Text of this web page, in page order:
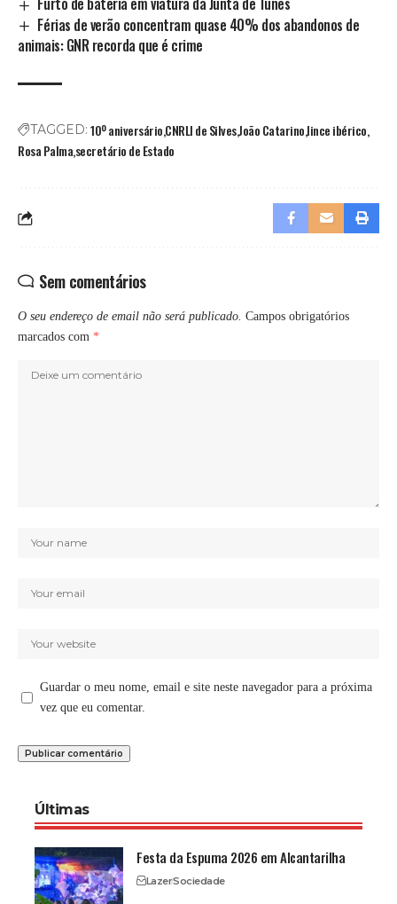
Férias de verão concentram quase 40% dos abandonos de
animais: GNR recorda que é crime
TAGGED: 10º aniversárioCNRLI de SilvesJoão Catarinolince ibérico
Rosa Palmasecretário de Estado
Sem comentários
O seu endereço de email não será publicado. Campos obrigatórios
marcados com *
Guardar o meu nome, email e site neste navegador para a próxima
vez que eu comentar.
Últimas
Festa da Espuma 2026 em Alcantarilha
LazerSociedade